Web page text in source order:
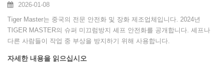
2026-01-08
Tiger Master는 중국의 전문 안전화 및 장화 제조업체입니다. 2024년
TIGER MASTER의 슈퍼 미끄럼방지 셰프 안전화를 공개합니다. 셰프나
다른 사람들이 작업 중 부상을 방지하기 위해 사용합니다.
자세한 내용을 읽으십시오